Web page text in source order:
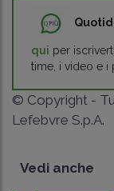
qui per
time, i video e i
© Copyright -
Lefebvre S.p.A.
Vedi anche